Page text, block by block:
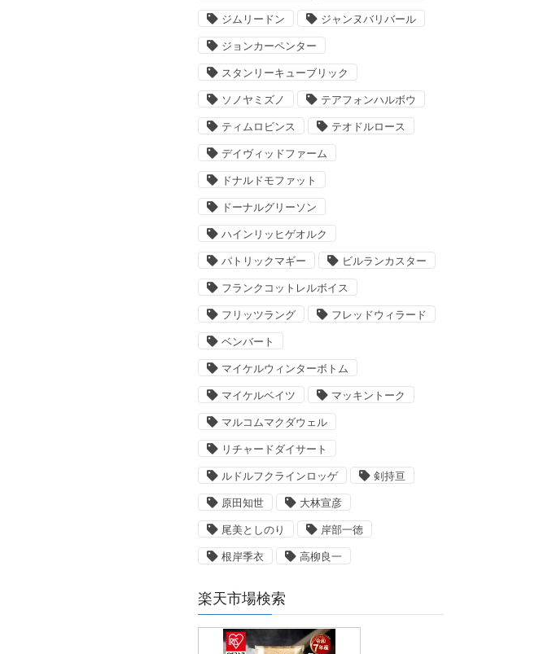
ジムリードン ジャンヌバリバール
ジョンカーペンター
スタンリーキューブリック
ソノヤミズノ テアフォンハルボウ
ティムロビンス テオドルロース
デイヴィッドファーム
ドナルドモファット
ドーナルグリーソン
ハインリッヒゲオルク
パトリックマギー ビルランカスター
フランクコットレルボイス
フリッツラング フレッドウィラード
ベンバート
マイケルウィンターボトム
マイケルベイツ マッキントーク
マルコムマクダウェル
リチャードダイサート
ルドルフクラインロッゲ 剣持亘
原田知世 大林宣彦
尾美としのり 岸部一徳
根岸季衣 高柳良一
楽天市場検索